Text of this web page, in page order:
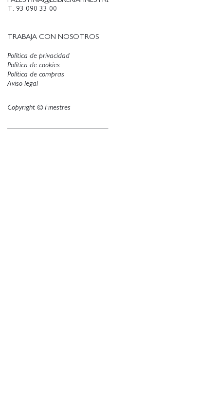
T. 93 090 33 00
TRABAJA CON NOSOTROS
Política de privacidad
Política de cookies
Aviso legal
Política de compras
Copyright © Finestres